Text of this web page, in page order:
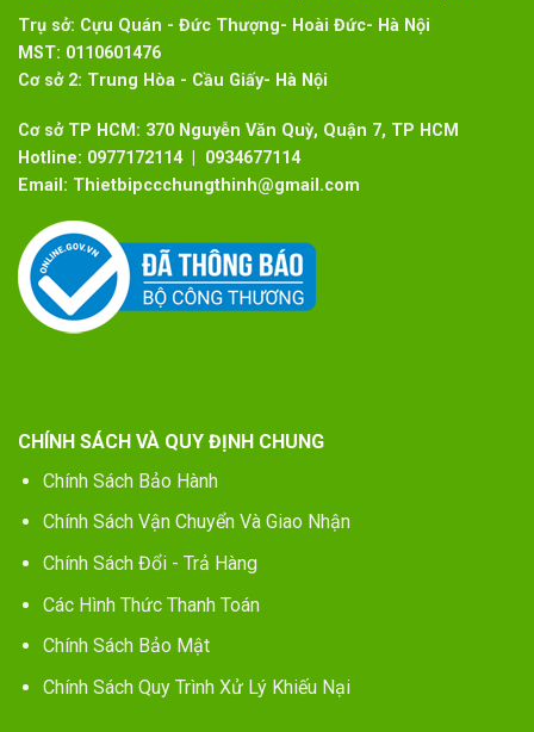
Trụ sở: Cựu Quán - Đức Thượng- Hoài Đức- Hà Nội
MST: 0110601476
Cơ sở 2: Trung Hòa - Cầu Giấy- Hà Nội
Cơ sở TP HCM: 370 Nguyễn Văn Quỳ, Quận 7, TP HCM
Hotline: 0977172114 | 0934677114
Email: Thietbipccchungthinh@gmail.com
CHÍNH SÁCH VÀ QUY ĐỊNH CHUNG
Chính Sách Bảo Hành
Chính Sách Vận Chuyển Và Giao Nhận
Chính Sách Đổi - Trả Hàng
Các Hình Thức Thanh Toán
Chính Sách Bảo Mật
Chính Sách Quy Trình Xử Lý Khiếu Nại